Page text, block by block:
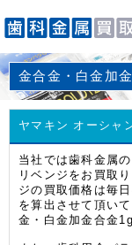
金合金・白金加
ヤマキン オーシャ
当社では歯科金属
リベンジをお買取
ジの買取価格は毎
を算出させて頂い
金・白金加金合金